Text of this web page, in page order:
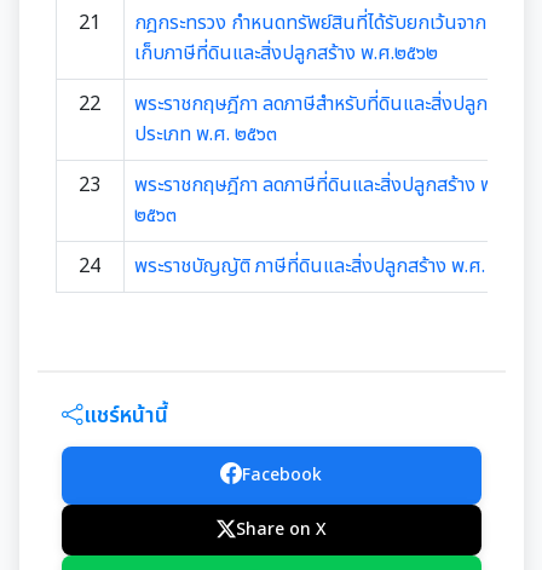
เอกสารประชาสัมพันธ์การเลือกตั้ง
รวบรวมวีดิทัศน์และสื่อประชาสัมพันธ์อาเซียนปี ๒๕๖๒
เอกสารดาวน์โหลด: กองสาธารณสุขและสิ่งแวดล้อม
เอกสารดาวน์โหลด: กองการศึกษาฯ
เอกสารดาวน์โหลด: กองการเจ้าหน้าที่
เอกสารดาวน์โหลด: กองยุทธศาสตร์และงบประมาณ
บัญชีราคาประเมินทุนทรัพย์ที่ดินสิ่งปลูกสร้างภ.ด.ส1
บัญชีราคาประเมินทุนทรัพย์ (ห้องชุด) ภ.ด.ส.2
บัญชีราคาประเมินทุนทรัพย์ ภ.ด.ส.1 และ ภ.ด.ส.2
ประกาศอื่น ๆ
ประเมินความพึงพอใจต่อการให้บริการ เทศบาลเมืองสุเทพ
ศูนย์ข้อมูลข่าวสาร
การเลือกตั้งท้องถิ่น
21
กฎกระทรวง กำหนดทรัพย์สินที่ได้รับยกเว้นจากการจัด
เก็บภาษีที่ดินและสิ่งปลูกสร้าง พ.ศ.๒๕๖๒
22
พระราชกฤษฎีกา ลดภาษีสำหรับที่ดินและสิ่งปลูกสร้างบ
ประเภท พ.ศ. ๒๕๖๓
23
พระราชกฤษฎีกา ลดภาษีที่ดินและสิ่งปลูกสร้าง พ.ศ.
๒๕๖๓
24
พระราชบัญญัติ ภาษีที่ดินและสิ่งปลูกสร้าง พ.ศ. ๒๕๖๒
แชร์หน้านี้
Facebook
Share on X